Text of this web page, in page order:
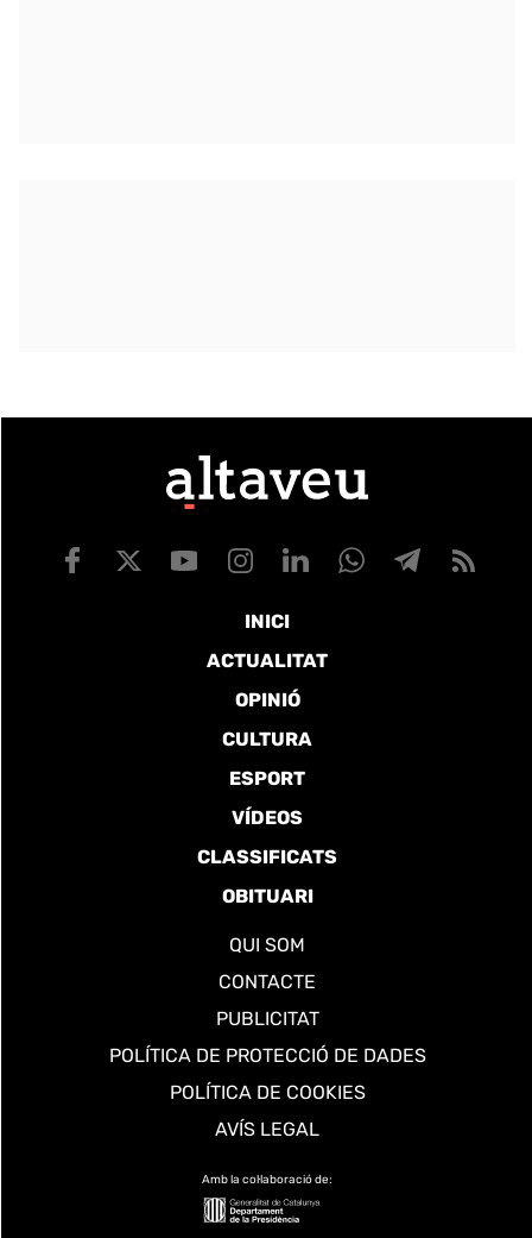
INICI
ACTUALITAT
OPINIÓ
CULTURA
ESPORT
VÍDEOS
CLASSIFICATS
OBITUARI
QUI SOM
CONTACTE
PUBLICITAT
POLÍTICA DE PROTECCIÓ DE DADES
POLÍTICA DE COOKIES
AVÍS LEGAL
Amb la col·laboració de: